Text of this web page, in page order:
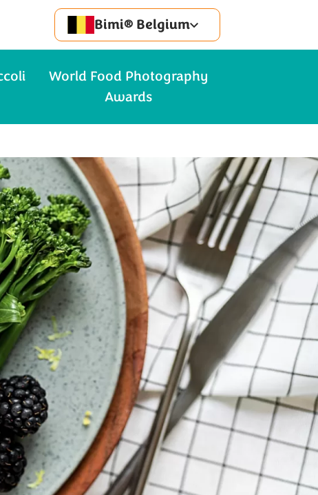
Bimi® Belgium
World Food Photography
Awards